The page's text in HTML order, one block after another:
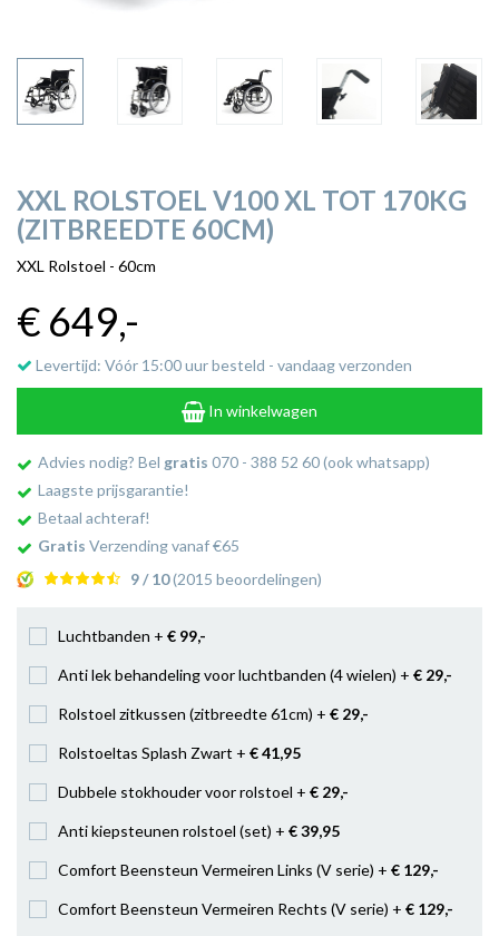
XXL ROLSTOEL V100 XL TOT 170KG
(ZITBREEDTE 60CM)
XXL Rolstoel - 60cm
€ 649,-
Levertijd: Vóór 15:00 uur besteld - vandaag verzonden
In winkelwagen
Advies nodig? Bel gratis 070 - 388 52 60 (ook whatsapp)
Laagste prijsgarantie!
Betaal achteraf!
Gratis Verzending vanaf €65
9 / 10(2015 beoordelingen)
Luchtbanden + € 99,-
Anti lek behandeling voor luchtbanden (4 wielen) + € 29,-
Rolstoel zitkussen (zitbreedte 61cm) + € 29,-
Rolstoeltas Splash Zwart + € 41,95
Dubbele stokhouder voor rolstoel + € 29,-
Anti kiepsteunen rolstoel (set) + € 39,95
Comfort Beensteun Vermeiren Links (V serie) + € 129,-
Comfort Beensteun Vermeiren Rechts (V serie) + € 129,-